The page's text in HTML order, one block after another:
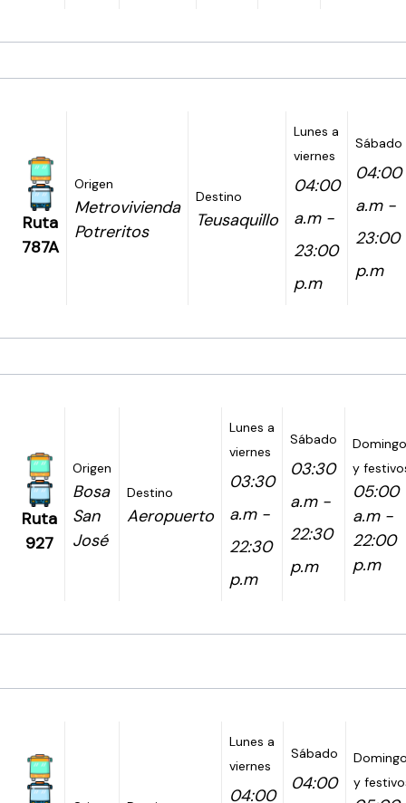
Ruta
787A
Origen
Metrovivienda
Potreritos
Destino
Teusaquillo
Lunes a
viernes
04:00
a.m -
23:00
p.m
Sábado
04:00
a.m -
23:00
p.m
Ruta
927
Origen
Bosa
San
José
Destino
Aeropuerto
Lunes a
viernes
03:30
a.m -
22:30
p.m
Sábado
03:30
a.m -
22:30
p.m
y
05:00
a.m -
22:00
p.m
Lunes a
viernes
04:00
Sábado
04:00
y